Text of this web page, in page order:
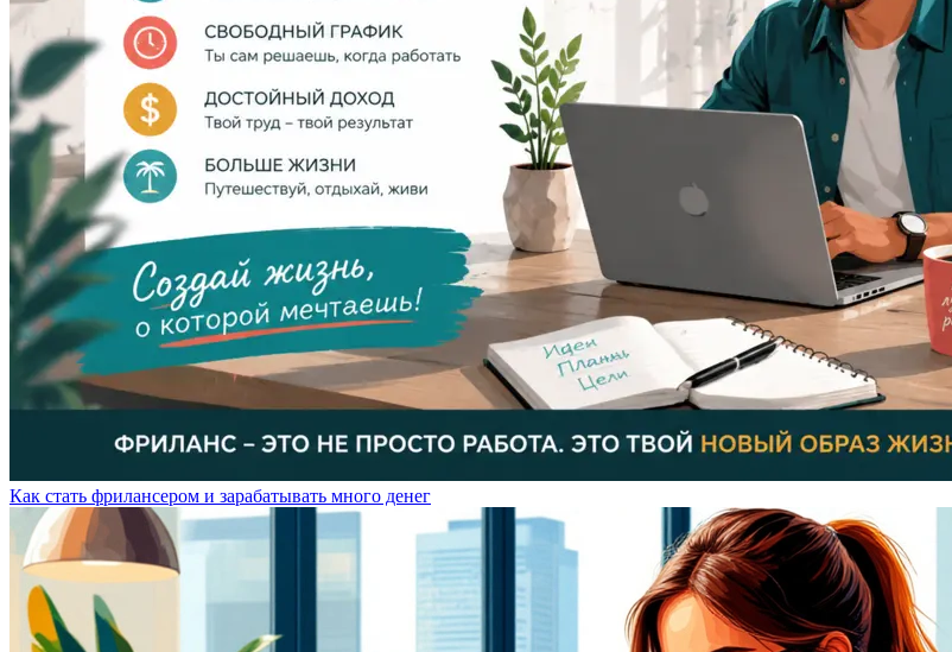
Как стать фрилансером и зарабатывать много денег